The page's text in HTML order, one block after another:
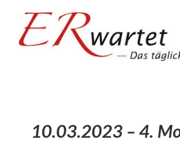
springen
10.03.2023 – 4.